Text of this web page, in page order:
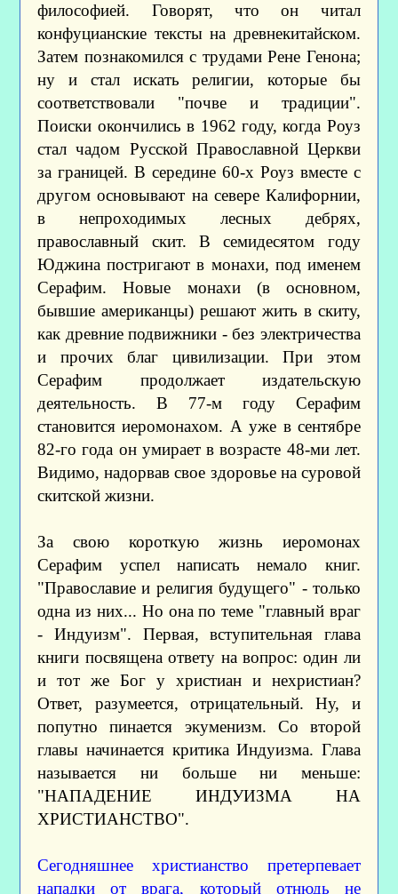
философией. Говорят, что он читал
конфуцианские тексты на древнекитайском.
Затем познакомился с трудами Рене Генона;
ну и стал искать религии, которые бы
соответствовали "почве и традиции".
Поиски окончились в 1962 году, когда Роуз
стал чадом Русской Православной Церкви
за границей. В середине 60-х Роуз вместе с
другом основывают на севере Калифорнии,
в непроходимых лесных дебрях,
православный скит. В семидесятом году
Юджина постригают в монахи, под именем
Серафим. Новые монахи (в основном,
бывшие американцы) решают жить в скиту,
как древние подвижники - без электричества
и прочих благ цивилизации. При этом
Серафим продолжает издательскую
деятельность. В 77-м году Серафим
становится иеромонахом. А уже в сентябре
82-го года он умирает в возрасте 48-ми лет.
Видимо, надорвав свое здоровье на суровой
скитской жизни.
За свою короткую жизнь иеромонах
Серафим успел написать немало книг.
"Православие и религия будущего" - только
одна из них... Но она по теме "главный враг
- Индуизм". Первая, вступительная глава
книги посвящена ответу на вопрос: один ли
и тот же Бог у христиан и нехристиан?
Ответ, разумеется, отрицательный. Ну, и
попутно пинается экуменизм. Со второй
главы начинается критика Индуизма. Глава
называется ни больше ни меньше:
"НАПАДЕНИЕ ИНДУИЗМА НА
ХРИСТИАНСТВО".
Сегодняшнее христианство претерпевает
нападки от врага, который отнюдь не